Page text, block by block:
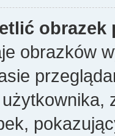
obrazków